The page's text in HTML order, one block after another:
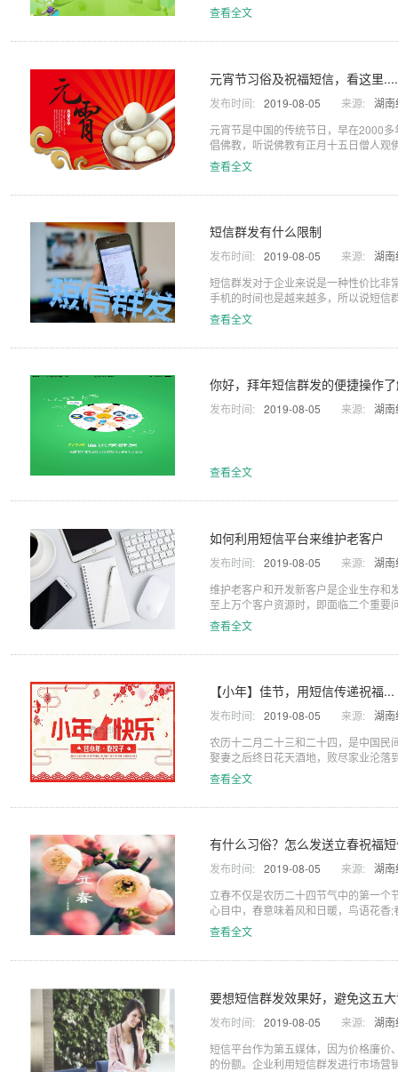
查看全文
元宵节习俗及祝福短信，看这里....
发布时间: 2019-08-05 来源:
湖南
元宵节是中国的传统节日，早在2000
倡佛教，听说佛教有正月十五日僧人观
查看全文
短信群发有什么限制
发布时间: 2019-08-05 来源:
湖南
短信群发对于企业来说是一种性价比非
手机的时间也是越来越多，所以说短信
查看全文
你好，拜年短信群发的便捷操作
发布时间: 2019-08-05 来源: 湖南
查看全文
如何利用短信平台来维护老客户
发布时间: 2019-08-05 来源:
湖南
维护老客户和开发新客户是企业生存和
至上万个客户资源时，即面临二个重要
查看全文
【小年】佳节，用短信传递祝福...
发布时间: 2019-08-05 来源:
湖南
农历十二月二十三和二十四，是中国民
娶妻之后终日花天酒地，败尽家业沦落
查看全文
有什么习俗？怎么发送立春祝福
发布时间: 2019-08-05 来源:
湖南
立春不仅是农历二十四节气中的第一
心目中，春意味着风和日暖，鸟语花香
查看全文
要想短信群发效果好，避免这五
发布时间: 2019-08-05 来源:
湖南
短信平台作为第五媒体，因为价格廉价
的份额。企业利用短信群发进行市场营